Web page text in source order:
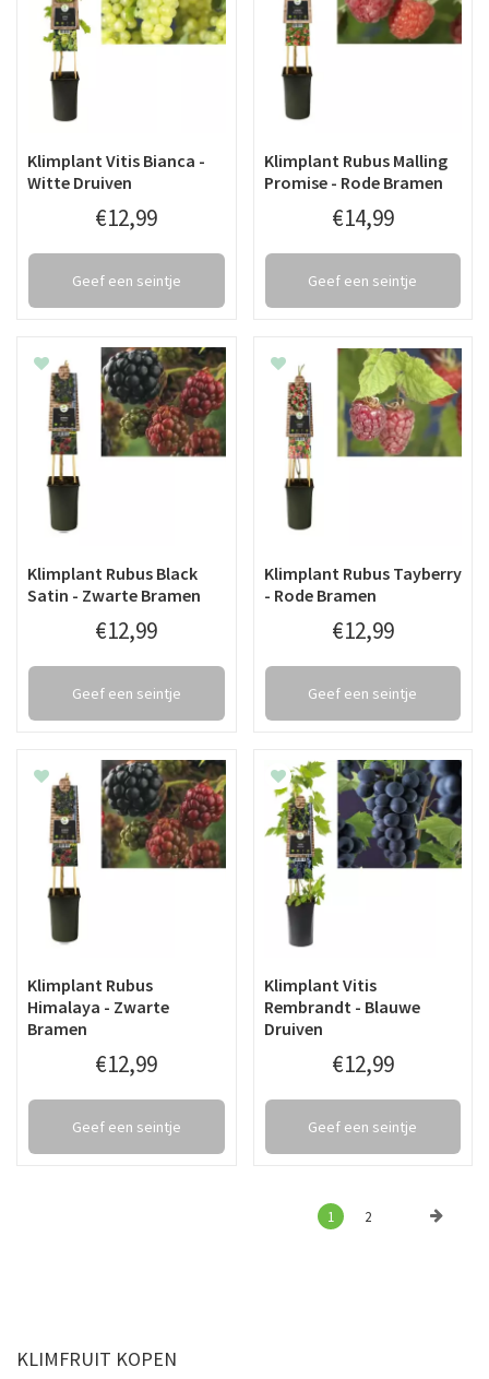
Klimplant Vitis Bianca -
Witte Druiven
€12,99
Geef een seintje
Klimplant Rubus Malling
Promise - Rode Bramen
€14,99
Geef een seintje
Klimplant Rubus Black
Satin - Zwarte Bramen
€12,99
Geef een seintje
Klimplant Rubus Tayberry
- Rode Bramen
€12,99
Geef een seintje
Klimplant Rubus
Himalaya - Zwarte
Bramen
€12,99
Geef een seintje
Klimplant Vitis
Rembrandt - Blauwe
Druiven
€12,99
Geef een seintje
1 2
KLIMFRUIT KOPEN